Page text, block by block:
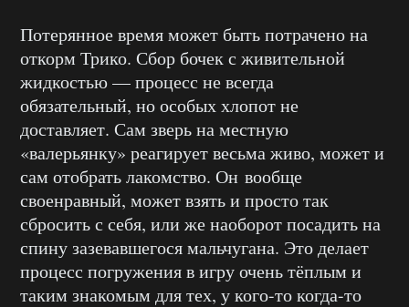
Потерянное время может быть потрачено на
откорм Трико. Сбор бочек с живительной
жидкостью — процесс не всегда
обязательный, но особых хлопот не
доставляет. Сам зверь на местную
«валерьянку» реагирует весьма живо, может и
сам отобрать лакомство. Он вообще
своенравный, может взять и просто так
сбросить с себя, или же наоборот посадить на
спину зазевавшегося мальчугана. Это делает
процесс погружения в игру очень тёплым и
таким знакомым для тех, у кого-то когда-то